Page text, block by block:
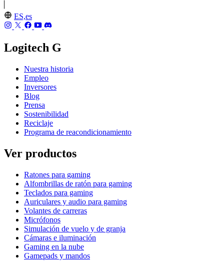
ES,es
Logitech G
Nuestra historia
Empleo
Inversores
Blog
Prensa
Sostenibilidad
Reciclaje
Programa de reacondicionamiento
Ver productos
Ratones para gaming
Alfombrillas de ratón para gaming
Teclados para gaming
Auriculares y audio para gaming
Volantes de carreras
Micrófonos
Simulación de vuelo y de granja
Cámaras e iluminación
Gaming en la nube
Gamepads y mandos